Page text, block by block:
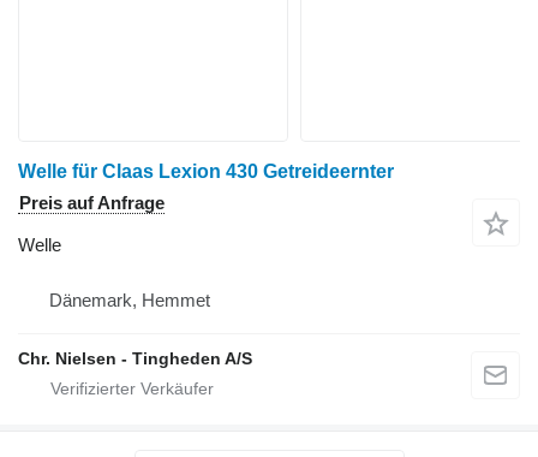
Welle für Claas Lexion 430 Getreideernter
Preis auf Anfrage
Welle
Dänemark, Hemmet
Chr. Nielsen - Tingheden A/S